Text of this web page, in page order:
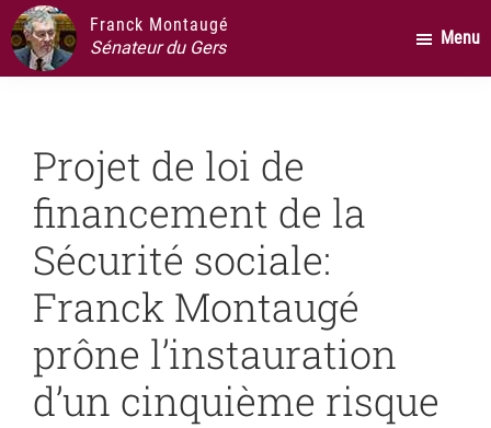
Passer
au
contenu
Passer
la
principale
Passer
au
pied
Franck Montaugé
Sénateur du Gers
Menu
Projet de loi de
financement de la
Sécurité sociale:
Franck Montaugé
prône l’instauration
d’un cinquième risque